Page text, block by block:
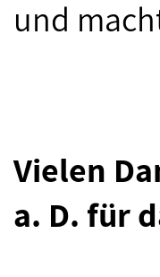
und
Vielen
a. D. für